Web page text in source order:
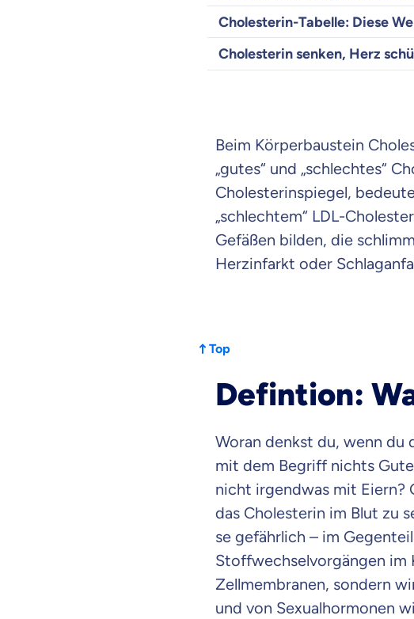
Cholesterin-Tabelle: Diese
Cholesterin senken, Herz
Beim Körperbaustein
„gutes“ und „schlechtes“
Cholesterinspiegel,
„schlechtem“ LDL-
Gefäßen bilden, die
Herzinfarkt oder
Top
Defintion:
Woran denkst du, wenn du
mit dem Begriff nichts
nicht irgendwas mit Eiern?
das Cholesterin im Blut zu
se gefährlich – im
Stoffwechselvorgängen im
Zellmembranen, sondern
und von Sexualhormonen
Weil es uns
dich gut